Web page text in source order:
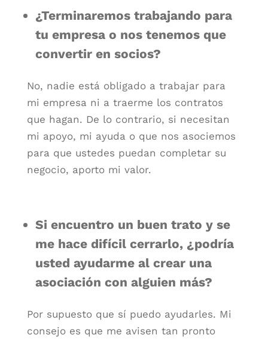
¿Terminaremos trabajando para
tu empresa o nos tenemos que
convertir en socios?
No, nadie está obligado a trabajar para
mi empresa ni a traerme los contratos
que hagan. De lo contrario, si necesitan
mi apoyo, mi ayuda o que nos asociemos
para que ustedes puedan completar su
negocio, aporto mi valor.
Si encuentro un buen trato y se
me hace difícil cerrarlo, ¿podría
usted ayudarme al crear una
asociación con alguien más?
Por supuesto que sí puedo ayudarles. Mi
consejo es que me avisen tan pronto